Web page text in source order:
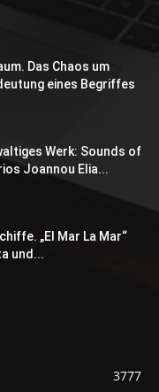
Das Chaos um
eines Begriffes
Werk: Sounds of
Joannou Elia...
„El Mar La Mar“
und...
3777